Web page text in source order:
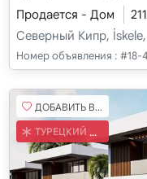
Продается - Дом
Северный Кипр,
Номер объявления : #18-
ДОБАВИТЬ В ИЗБРАННОЕ
ТУРЕЦКИЙ КОБ